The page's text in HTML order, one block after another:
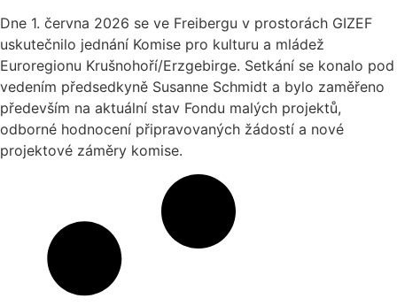
Dne 1. června 2026 se ve Freibergu v prostorách GIZEF
uskutečnilo jednání Komise pro kulturu a mládež
Euroregionu Krušnohoří/Erzgebirge. Setkání se konalo pod
vedením předsedkyně Susanne Schmidt a bylo zaměřeno
především na aktuální stav Fondu malých projektů,
odborné hodnocení připravovaných žádostí a nové
projektové záměry komise.